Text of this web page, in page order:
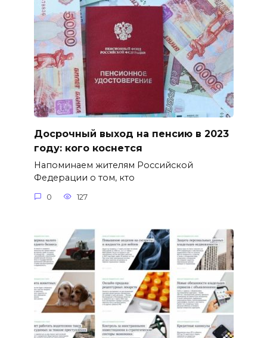
Досрочный выход на пенсию в 2023
году: кого коснется
Напоминаем жителям Российской
Федерации о том, кто
0 127